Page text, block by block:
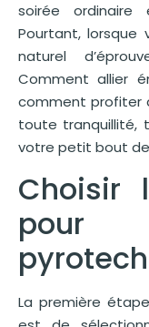
soirée ordinaire
Pourtant,
naturel
Comment allier
comment profiter
toute tranquillité,
votre petit bout
Choisir
pour
La première